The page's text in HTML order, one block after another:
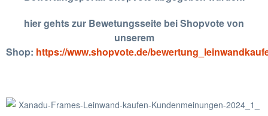
hier gehts zur Bewetungsseite bei Shopvote von
unserem
Shop: https://www.shopvote.de/